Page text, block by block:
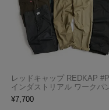
レッドキャップ REDKAP
インダストリアル ワークパ
¥7,700